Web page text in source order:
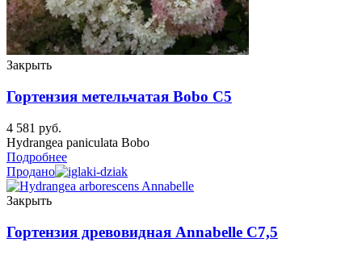
Закрыть
Гортензия метельчатая Bobo C5
4 581 руб.
Hydrangea paniculata Bobo
Подробнее
Продано
Закрыть
Гортензия древовидная Annabelle C7,5